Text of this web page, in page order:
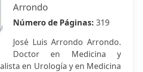
Arrondo
Número de Páginas: 319
José Luis Arrondo Arrondo.
Doctor en Medicina y
en Urología y en Medicina